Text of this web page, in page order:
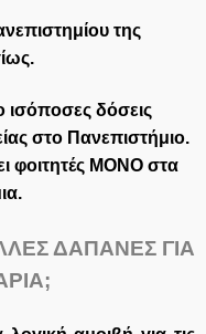
της
ισόποσες δόσεις
στο Πανεπιστήμιο.
φοιτητές ΜΟΝΟ στα
ΔΑΠΑΝΕΣ ΓΙΑ